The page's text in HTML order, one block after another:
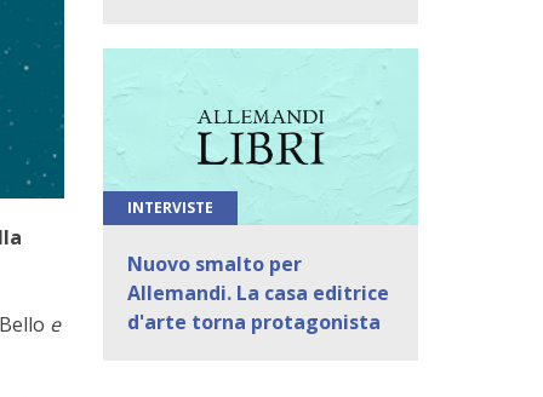
e
INTERVISTE
Nuovo smalto per
Allemandi. La casa editrice
d'arte torna protagonista